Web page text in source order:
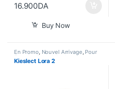
16.900DA
Buy Now
En Promo, Nouvel Arrivage, Pour
Femme Smart Watch
Kieslect Lora 2